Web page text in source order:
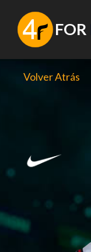
contenido
FOR
Volver Atrás